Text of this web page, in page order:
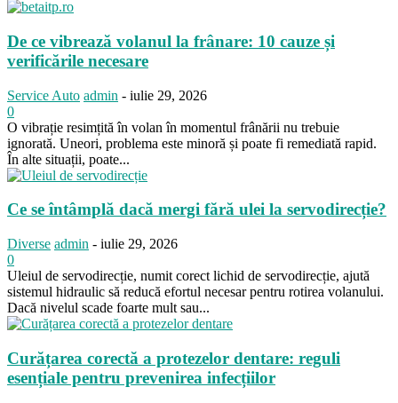
De ce vibrează volanul la frânare: 10 cauze și
verificările necesare
Service Auto admin - iulie 29, 2026
0
O vibrație resimțită în volan în momentul frânării nu trebuie
ignorată. Uneori, problema este minoră și poate fi remediată rapid.
În alte situații, poate...
Ce se întâmplă dacă mergi fără ulei la servodirecție?
Diverse admin - iulie 29, 2026
0
Uleiul de servodirecție, numit corect lichid de servodirecție, ajută
sistemul hidraulic să reducă efortul necesar pentru rotirea volanului.
Dacă nivelul scade foarte mult sau...
Curățarea corectă a protezelor dentare: reguli
esențiale pentru prevenirea infecțiilor